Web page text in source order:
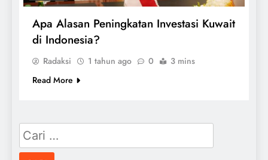
Apa Alasan Peningkatan Investasi Kuwait
di Indonesia?
Radaksi 1 tahun ago 0
3 mins
Read More
Cari
untuk: